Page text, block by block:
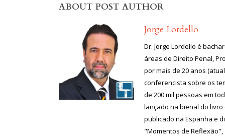
ABOUT POST AUTHOR
Jorge Lordello
Dr. Jorge Lordello é
áreas de Direito Penal,
por mais de 20 anos
conferencista sobre os
de 200 mil pessoas em
lançado na bienal do livro
publicado na Espanha e
"Momentos de Reflexão",